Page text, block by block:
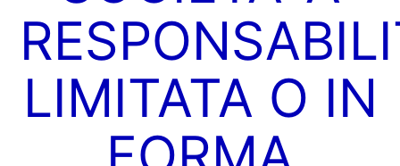
LIMITATA O IN